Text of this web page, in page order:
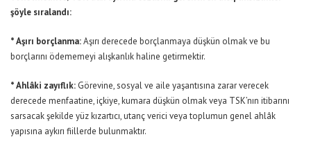
şöyle sıralandı:
* Aşırı borçlanma:Aşırı derecede borçlanmaya düşkün olmak ve bu
borçlarını ödememeyi alışkanlık haline getirmektir.
* Ahlâki zayıflık: Görevine, sosyal ve aile yaşantısına zarar verecek
derecede menfaatine, içkiye, kumara düşkün olmak veya TSK’nın itibarını
sarsacak şekilde yüz kızartıcı, utanç verici veya toplumun genel ahlâk
yapısına aykırı fiillerde bulunmaktır.